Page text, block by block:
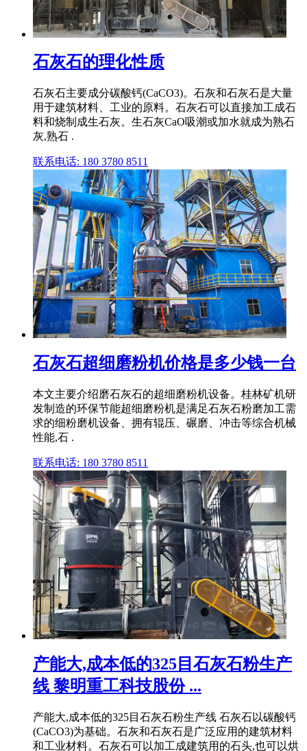
石灰石的理化性质
石灰石主要成分碳酸钙(CaCO3)。石灰和石灰石是大量
用于建筑材料、工业的原料。石灰石可以直接加工成石
料和烧制成生石灰。生石灰CaO吸潮或加水就成为熟石
灰,熟石 .
联系电话: 180 3780 8511
石灰石超细磨粉机价格是多少钱一台
本文主要介绍磨石灰石的超细磨粉机设备。桂林矿机研
发制造的环保节能超细磨粉机是满足石灰石粉磨加工需
求的细粉磨机设备、拥有辊压、碾磨、冲击等综合机械
性能,石 .
联系电话: 180 3780 8511
产能大,成本低的325目石灰石粉生产
线 黎明重工科技股份 ...
产能大,成本低的325目石灰石粉生产线 石灰石以碳酸钙
(CaCO3)为基础。石灰和石灰石是广泛应用的建筑材料
和工业材料。石灰石可以加工成建筑用的石头,也可以烘